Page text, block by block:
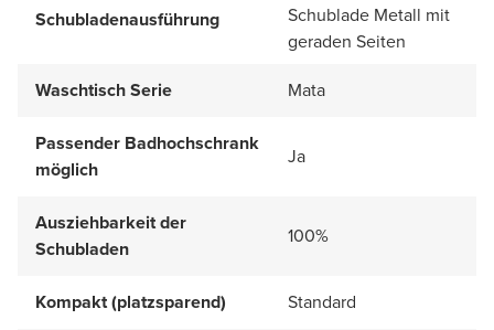
Schubladenausführung
Schublade Metall mit
geraden Seiten
Waschtisch Serie
Mata
Passender Badhochschrank
möglich
Ja
Ausziehbarkeit der
Schubladen
100%
Kompakt (platzsparend) Standard